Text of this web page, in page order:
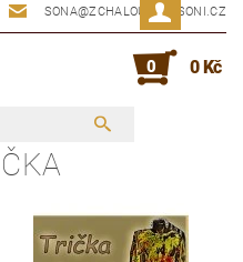
SONA@ZCHALOUPKYUSONI.CZ
0 0 Kč